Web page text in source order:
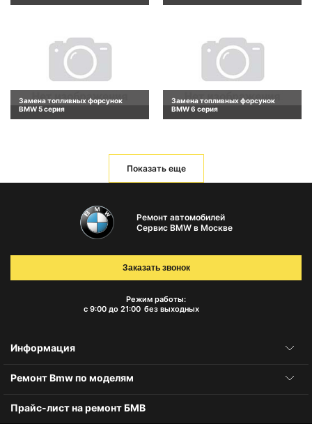
Замена топливных форсунок
BMW 5 серия
Замена топливных форсунок
BMW 6 серия
Показать еще
Ремонт автомобилей
Сервис BMW в Москве
Режим работы:
с 9:00 до 21:00 без выходных
Заказать звонок
Информация
Ремонт Bmw по моделям
Прайс-лист на ремонт БМВ